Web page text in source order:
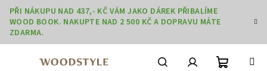
Přejít
obsah
PŘI NÁKUPU NAD 437,- KČ VÁM JAKO DÁREK PŘIBALÍME
WOOD BOOK. NAKUPTE NAD 2 500 KČ A DOPRAVU MÁTE
ZDARMA.